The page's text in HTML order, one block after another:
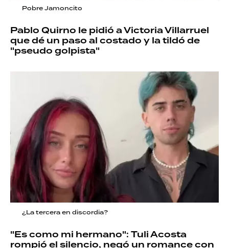
Pobre Jamoncito
Pablo Quirno le pidió a Victoria Villarruel
que dé un paso al costado y la tildó de
"pseudo golpista"
¿La tercera en discordia?
"Es como mi hermano": Tuli Acosta
rompió el silencio, negó un romance con